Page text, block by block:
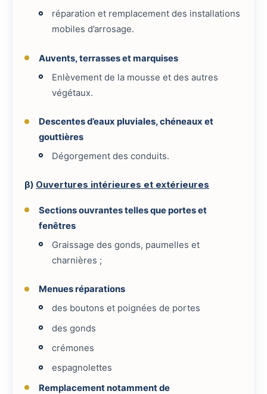
réparation et remplacement des installations
mobiles d’arrosage.
Auvents, terrasses et marquises
Enlèvement de la mousse et des autres
végétaux.
Descentes d’eaux pluviales, chéneaux et
gouttières
Dégorgement des conduits.
β) Ouvertures intérieures et extérieures
Sections ouvrantes telles que portes et
fenêtres
Graissage des gonds, paumelles et
charnières ;
Menues réparations
des boutons et poignées de portes
des gonds
crémones
espagnolettes
Remplacement notamment de